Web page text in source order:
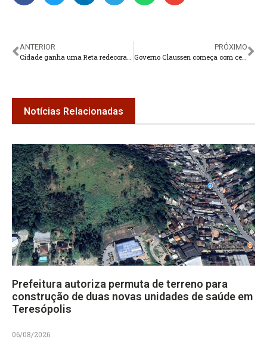
ANTERIOR
Cidade ganha uma Reta redecorada de aniversário
PRÓXIMO
Governo Claussen começa com cerimônia festiva no Higino
Notícias Relacionadas
Prefeitura autoriza permuta de terreno para
construção de duas novas unidades de saúde em
Teresópolis
06/08/2026